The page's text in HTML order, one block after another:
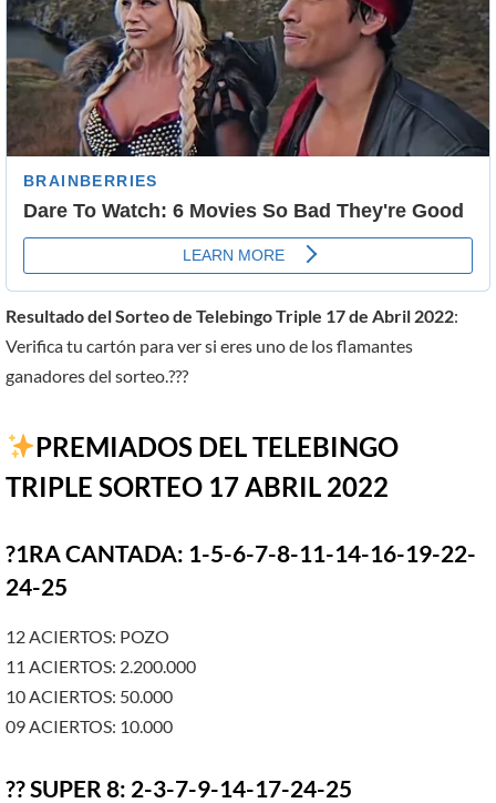
Resultado del Sorteo de Telebingo Triple 17 de Abril 2022:
Verifica tu cartón para ver si eres uno de los flamantes
ganadores del sorteo.???
PREMIADOS DEL TELEBINGO
TRIPLE SORTEO 17 ABRIL 2022
?1RA CANTADA: 1-5-6-7-8-11-14-16-19-22-
24-25
12 ACIERTOS: POZO
11 ACIERTOS: 2.200.000
10 ACIERTOS: 50.000
09 ACIERTOS: 10.000
?? SUPER 8: 2-3-7-9-14-17-24-25